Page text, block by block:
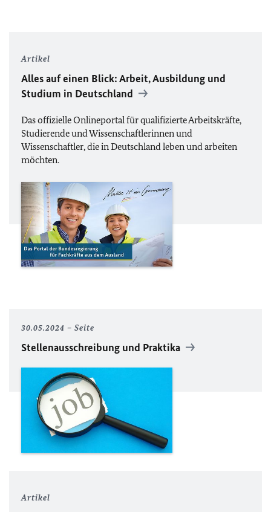
Artikel
Alles auf einen Blick: Arbeit, Ausbildung und
Studium in Deutschland
Das offizielle Onlineportal für qualifizierte Arbeitskräfte,
Studierende und Wissenschaftlerinnen und
Wissenschaftler, die in Deutschland leben und arbeiten
möchten.
30.05.2024 Seite
Stellenausschreibung und Praktika
Artikel